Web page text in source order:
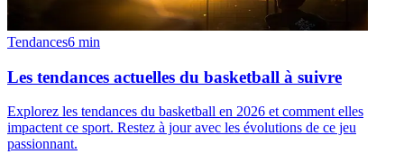
Tendances6 min
Les tendances actuelles du basketball à suivre
Explorez les tendances du basketball en 2026 et comment elles
impactent ce sport. Restez à jour avec les évolutions de ce jeu
passionnant.